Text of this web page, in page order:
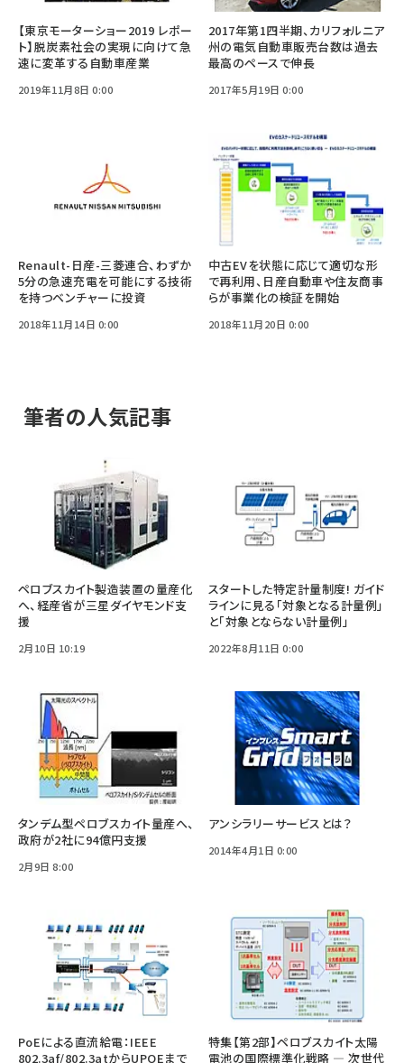
【東京モーターショー2019 レポー
ト】脱炭素社会の実現に向けて急
速に変革する自動車産業
2019年11月8日 0:00
2017年第1四半期、カリフォルニア
州の電気自動車販売台数は過去
最高のペースで伸長
2017年5月19日 0:00
Renault-日産-三菱連合、わずか
5分の急速充電を可能にする技術
を持つベンチャーに投資
2018年11月14日 0:00
中古EVを状態に応じて適切な形
で再利用、日産自動車や住友商事
らが事業化の検証を開始
2018年11月20日 0:00
筆者の人気記事
ペロブスカイト製造装置の量産化
へ、経産省が三星ダイヤモンド支
援
2月10日 10:19
スタートした特定計量制度! ガイド
ラインに見る「対象となる計量例」
と「対象とならない計量例」
2022年8月11日 0:00
タンデム型ペロブスカイト量産へ、
政府が2社に94億円支援
2月9日 8:00
アンシラリーサービスとは？
2014年4月1日 0:00
PoEによる直流給電：IEEE
802.3af/802.3atからUPOEまで
特集【第2部】ペロブスカイト太陽
電池の国際標準化戦略 ― 次世代